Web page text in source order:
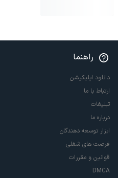
راهنما
دانلود اپلیکیشن
ارتباط با ما
تبلیغات
درباره ما
ابزار توسعه دهندگان
فرصت های شغلی
قوانین و مقررات
DMCA